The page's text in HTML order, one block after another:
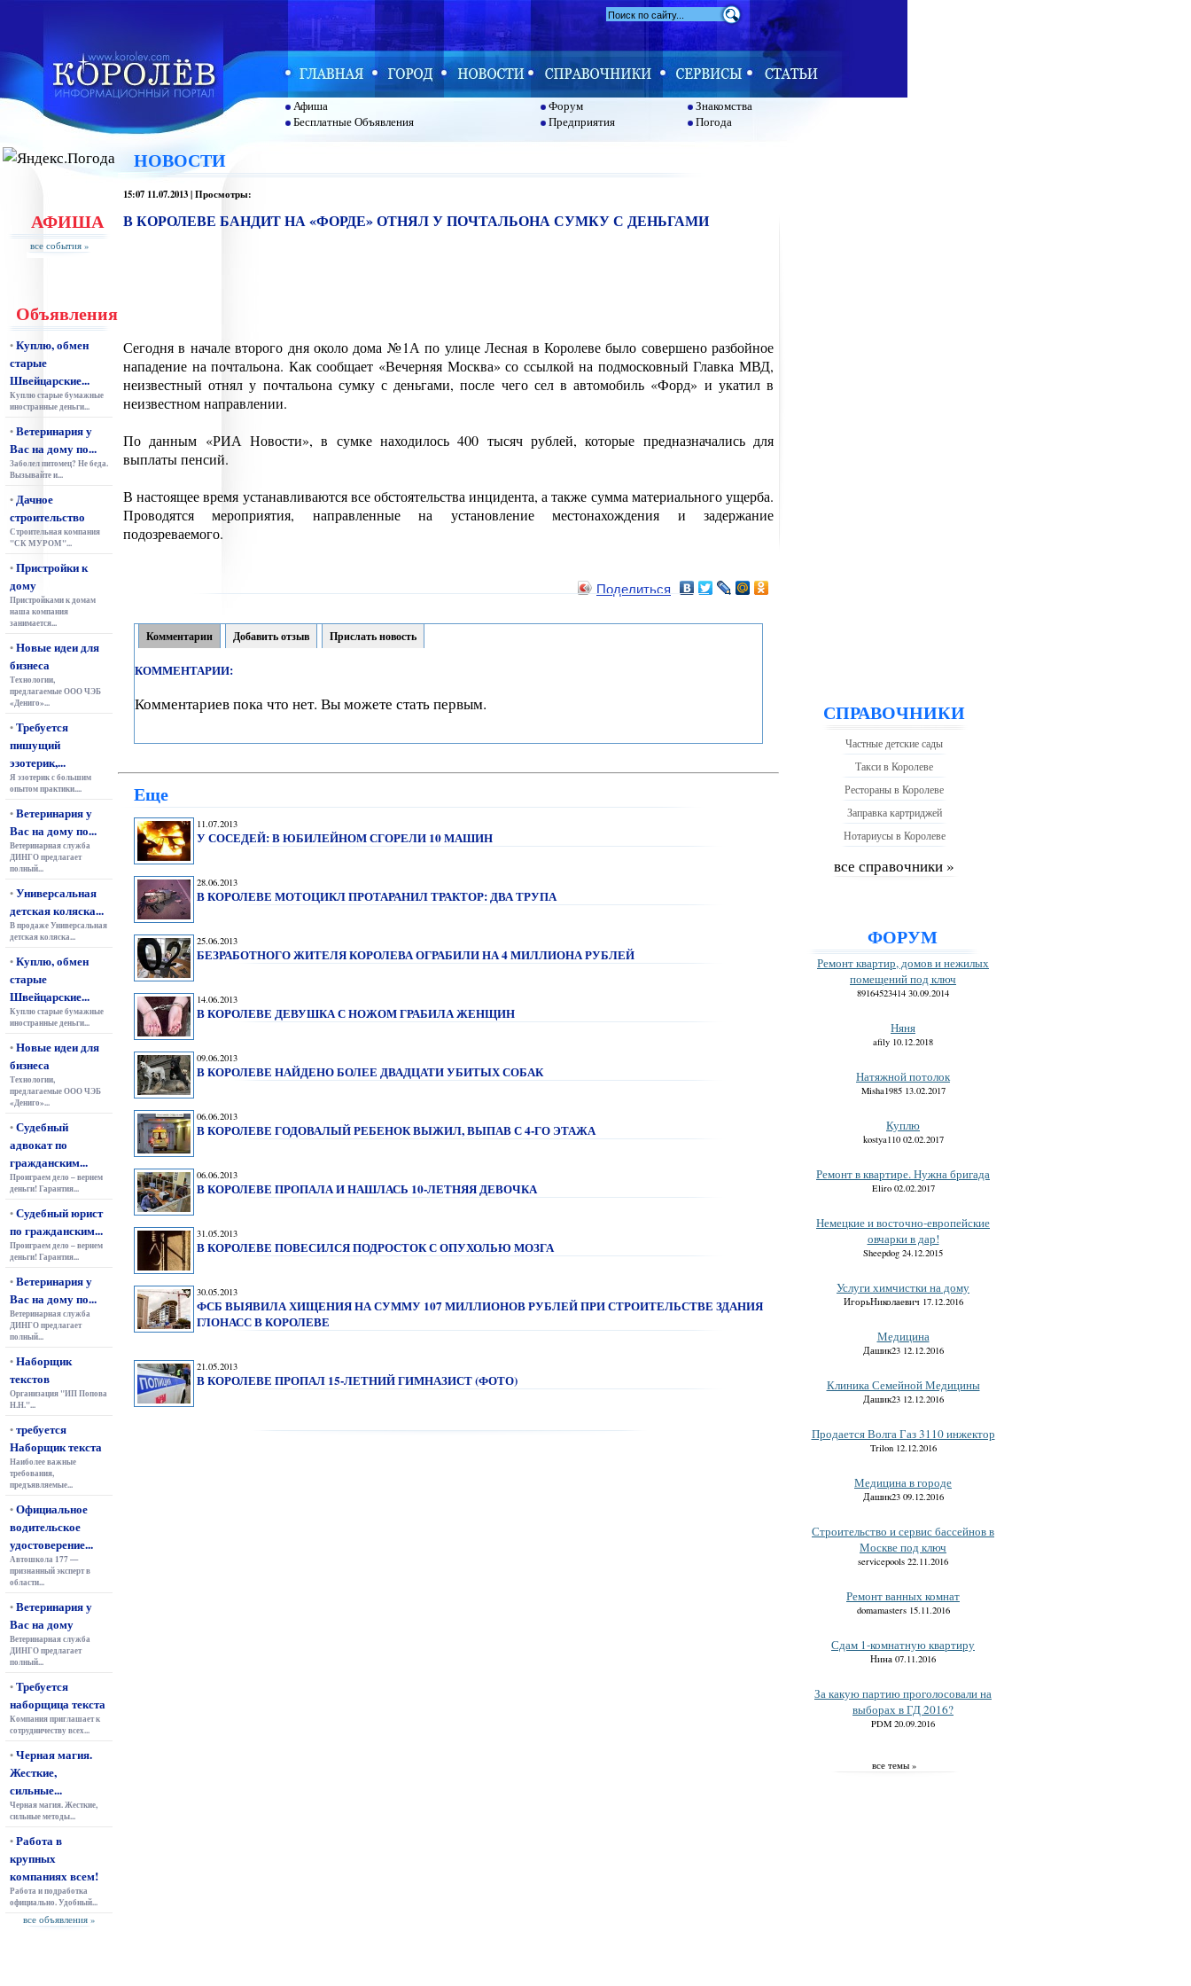
Афиша
Бесплатные Объявления
Форум
Предприятия
Знакомства
Погода
АФИША
все события »
Объявления
•Куплю, обмен
старые
Швейцарские...
Куплю старые бумажные
иностранные деньги...
•Ветеринария у
Вас на дому по...
Заболел питомец? Не беда.
Вызывайте и...
•Дачное
строительство
Строительная компания
"СК МУРОМ"...
•Пристройки к
дому
Пристройками к домам
наша компания
занимается...
•Новые идеи для
бизнеса
Технологии,
предлагаемые ООО ЧЭБ
«Дениго»...
•Требуется
пишущий
эзотерик,...
Я эзотерик с большим
опытом практики....
•Ветеринария у
Вас на дому по...
Ветеринарная служба
ДИНГО предлагает
полный...
•Универсальная
детская коляска...
В продаже Универсальная
детская коляска...
•Куплю, обмен
старые
Швейцарские...
Куплю старые бумажные
иностранные деньги...
•Новые идеи для
бизнеса
Технологии,
предлагаемые ООО ЧЭБ
«Дениго»...
•Судебный
адвокат по
гражданским...
Проиграем дело – вернем
деньги! Гарантия...
•Судебный юрист
по гражданским...
Проиграем дело – вернем
деньги! Гарантия...
•Ветеринария у
Вас на дому по...
Ветеринарная служба
ДИНГО предлагает
полный...
•Наборщик
текстов
Организация "ИП Попова
Н.Н."...
•требуется
Наборщик текста
Наиболее важные
требования,
предъявляемые...
•Официальное
водительское
удостоверение...
Автошкола 177 —
признанный эксперт в
области...
•Ветеринария у
Вас на дому
Ветеринарная служба
ДИНГО предлагает
полный...
•Требуется
наборщица текста
Компания приглашает к
сотрудничеству всех...
•Черная магия.
Жесткие,
сильные...
Черная магия. Жесткие,
сильные методы...
•Работа в
крупных
компаниях всем!
Работа и подработка
официально. Удобный...
все объявления »
НОВОСТИ
15:07 11.07.2013 | Просмотры:
В КОРОЛЕВЕ БАНДИТ НА «ФОРДЕ» ОТНЯЛ У ПОЧТАЛЬОНА СУМКУ С ДЕНЬГАМИ
Сегодня в начале второго дня около дома №1А по улице Лесная в Королеве было совершено разбойное
нападение на почтальона. Как сообщает «Вечерняя Москва» со ссылкой на подмосковный Главка МВД,
неизвестный отнял у почтальона сумку с деньгами, после чего сел в автомобиль «Форд» и укатил в
неизвестном направлении.
По данным «РИА Новости», в сумке находилось 400 тысяч рублей, которые предназначались для
выплаты пенсий.
В настоящее время устанавливаются все обстоятельства инцидента, а также сумма материального ущерба.
Проводятся мероприятия, направленные на установление местонахождения и задержание
подозреваемого.
Поделиться
Комментарии Добавить отзыв Прислать новость
КОММЕНТАРИИ:
Комментариев пока что нет. Вы можете стать первым.
Еще
11.07.2013
У СОСЕДЕЙ: В ЮБИЛЕЙНОМ СГОРЕЛИ 10 МАШИН
28.06.2013
В КОРОЛЕВЕ МОТОЦИКЛ ПРОТАРАНИЛ ТРАКТОР: ДВА ТРУПА
25.06.2013
БЕЗРАБОТНОГО ЖИТЕЛЯ КОРОЛЕВА ОГРАБИЛИ НА 4 МИЛЛИОНА РУБЛЕЙ
14.06.2013
В КОРОЛЕВЕ ДЕВУШКА С НОЖОМ ГРАБИЛА ЖЕНЩИН
09.06.2013
В КОРОЛЕВЕ НАЙДЕНО БОЛЕЕ ДВАДЦАТИ УБИТЫХ СОБАК
06.06.2013
В КОРОЛЕВЕ ГОДОВАЛЫЙ РЕБЕНОК ВЫЖИЛ, ВЫПАВ С 4-ГО ЭТАЖА
06.06.2013
В КОРОЛЕВЕ ПРОПАЛА И НАШЛАСЬ 10-ЛЕТНЯЯ ДЕВОЧКА
31.05.2013
В КОРОЛЕВЕ ПОВЕСИЛСЯ ПОДРОСТОК С ОПУХОЛЬЮ МОЗГА
30.05.2013
ФСБ ВЫЯВИЛА ХИЩЕНИЯ НА СУММУ 107 МИЛЛИОНОВ РУБЛЕЙ ПРИ СТРОИТЕЛЬСТВЕ ЗДАНИЯ
ГЛОНАСС В КОРОЛЕВЕ
21.05.2013
В КОРОЛЕВЕ ПРОПАЛ 15-ЛЕТНИЙ ГИМНАЗИСТ (ФОТО)
СПРАВОЧНИКИ
Частные детские сады
Такси в Королеве
Рестораны в Королеве
Заправка картриджей
Нотариусы в Королеве
все справочники »
ФОРУМ
Ремонт квартир, домов и нежилых
помещений под ключ
89164523414 30.09.2014
Няня
afily 10.12.2018
Натяжной потолок
Misha1985 13.02.2017
Куплю
kostya110 02.02.2017
Ремонт в квартире. Нужна бригада
Eliro 02.02.2017
Немецкие и восточно-европейские
овчарки в дар!
Sheepdog 24.12.2015
Услуги химчистки на дому
ИгорьНиколаевич 17.12.2016
Медицина
Дашик23 12.12.2016
Клиника Семейной Медицины
Дашик23 12.12.2016
Продается Волга Газ 3110 инжектор
Trilon 12.12.2016
Медицина в городе
Дашик23 09.12.2016
Строительство и сервис бассейнов в
Москве под ключ
servicepools 22.11.2016
Ремонт ванных комнат
domamasters 15.11.2016
Сдам 1-комнатную квартиру
Нина 07.11.2016
За какую партию проголосовали на
выборах в ГД 2016?
PDM 20.09.2016
все темы »